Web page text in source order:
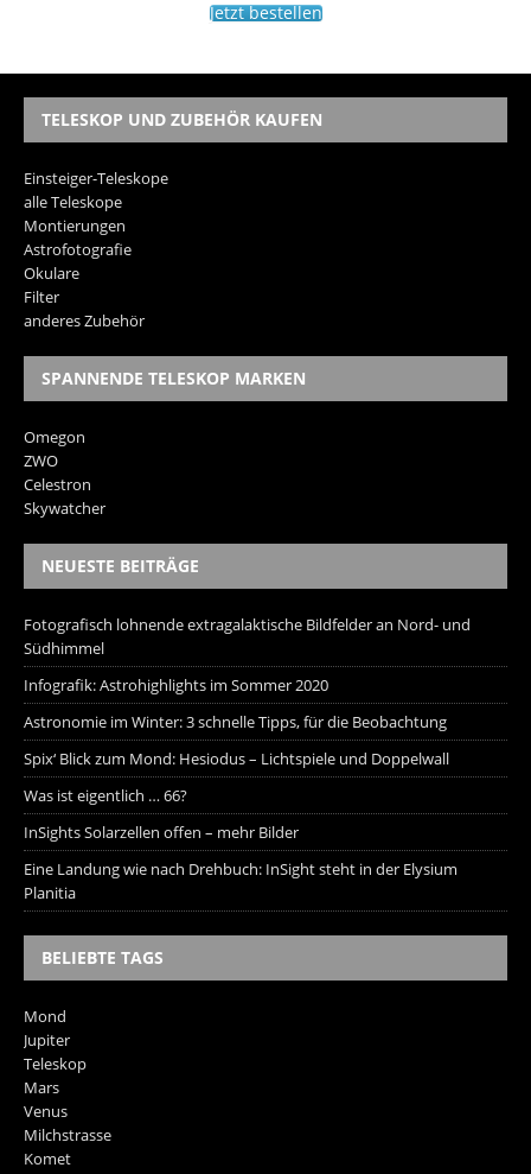
Jetzt bestellen
TELESKOP UND ZUBEHÖR KAUFEN
Einsteiger-Teleskope
alle Teleskope
Montierungen
Astrofotografie
Okulare
Filter
anderes Zubehör
SPANNENDE TELESKOP MARKEN
Omegon
ZWO
Celestron
Skywatcher
NEUESTE BEITRÄGE
Fotografisch lohnende extragalaktische Bildfelder an Nord- und
Südhimmel
Infografik: Astrohighlights im Sommer 2020
Astronomie im Winter: 3 schnelle Tipps, für die Beobachtung
Spix‘ Blick zum Mond: Hesiodus – Lichtspiele und Doppelwall
Was ist eigentlich … 66?
InSights Solarzellen offen – mehr Bilder
Eine Landung wie nach Drehbuch: InSight steht in der Elysium
Planitia
BELIEBTE TAGS
Mond
Jupiter
Teleskop
Mars
Venus
Milchstrasse
Komet